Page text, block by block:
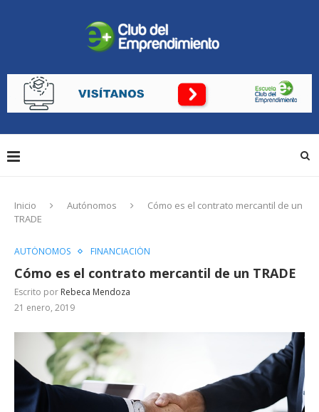
Inicio Autónomos
Cómo es el contrato mercantil de un
TRADE
AUTÓNOMOS FINANCIACIÓN
Cómo es el contrato mercantil de un TRADE
Escrito por Rebeca Mendoza
21 enero, 2019